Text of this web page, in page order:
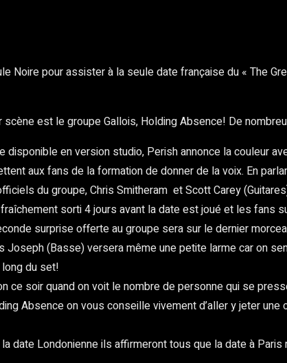
Noire pour assister à la seule date française du « The
scène est le groupe Gallois, Holding Absence! De
disponible en version studio, Perish annonce la couleur
aux fans de la formation de donner de la voix. En
du groupe, Chris Smitheram et Scott Carey
sorti 4 jours avant la date est joué et les fans
surprise offerte au groupe sera sur le dernier
(Basse) versera même une petite larme car on
du set!
ce soir quand on voit le nombre de personne qui se
Absence on vous conseille vivement d’aller y jeter
date Londonienne ils affirmeront tous que la date à